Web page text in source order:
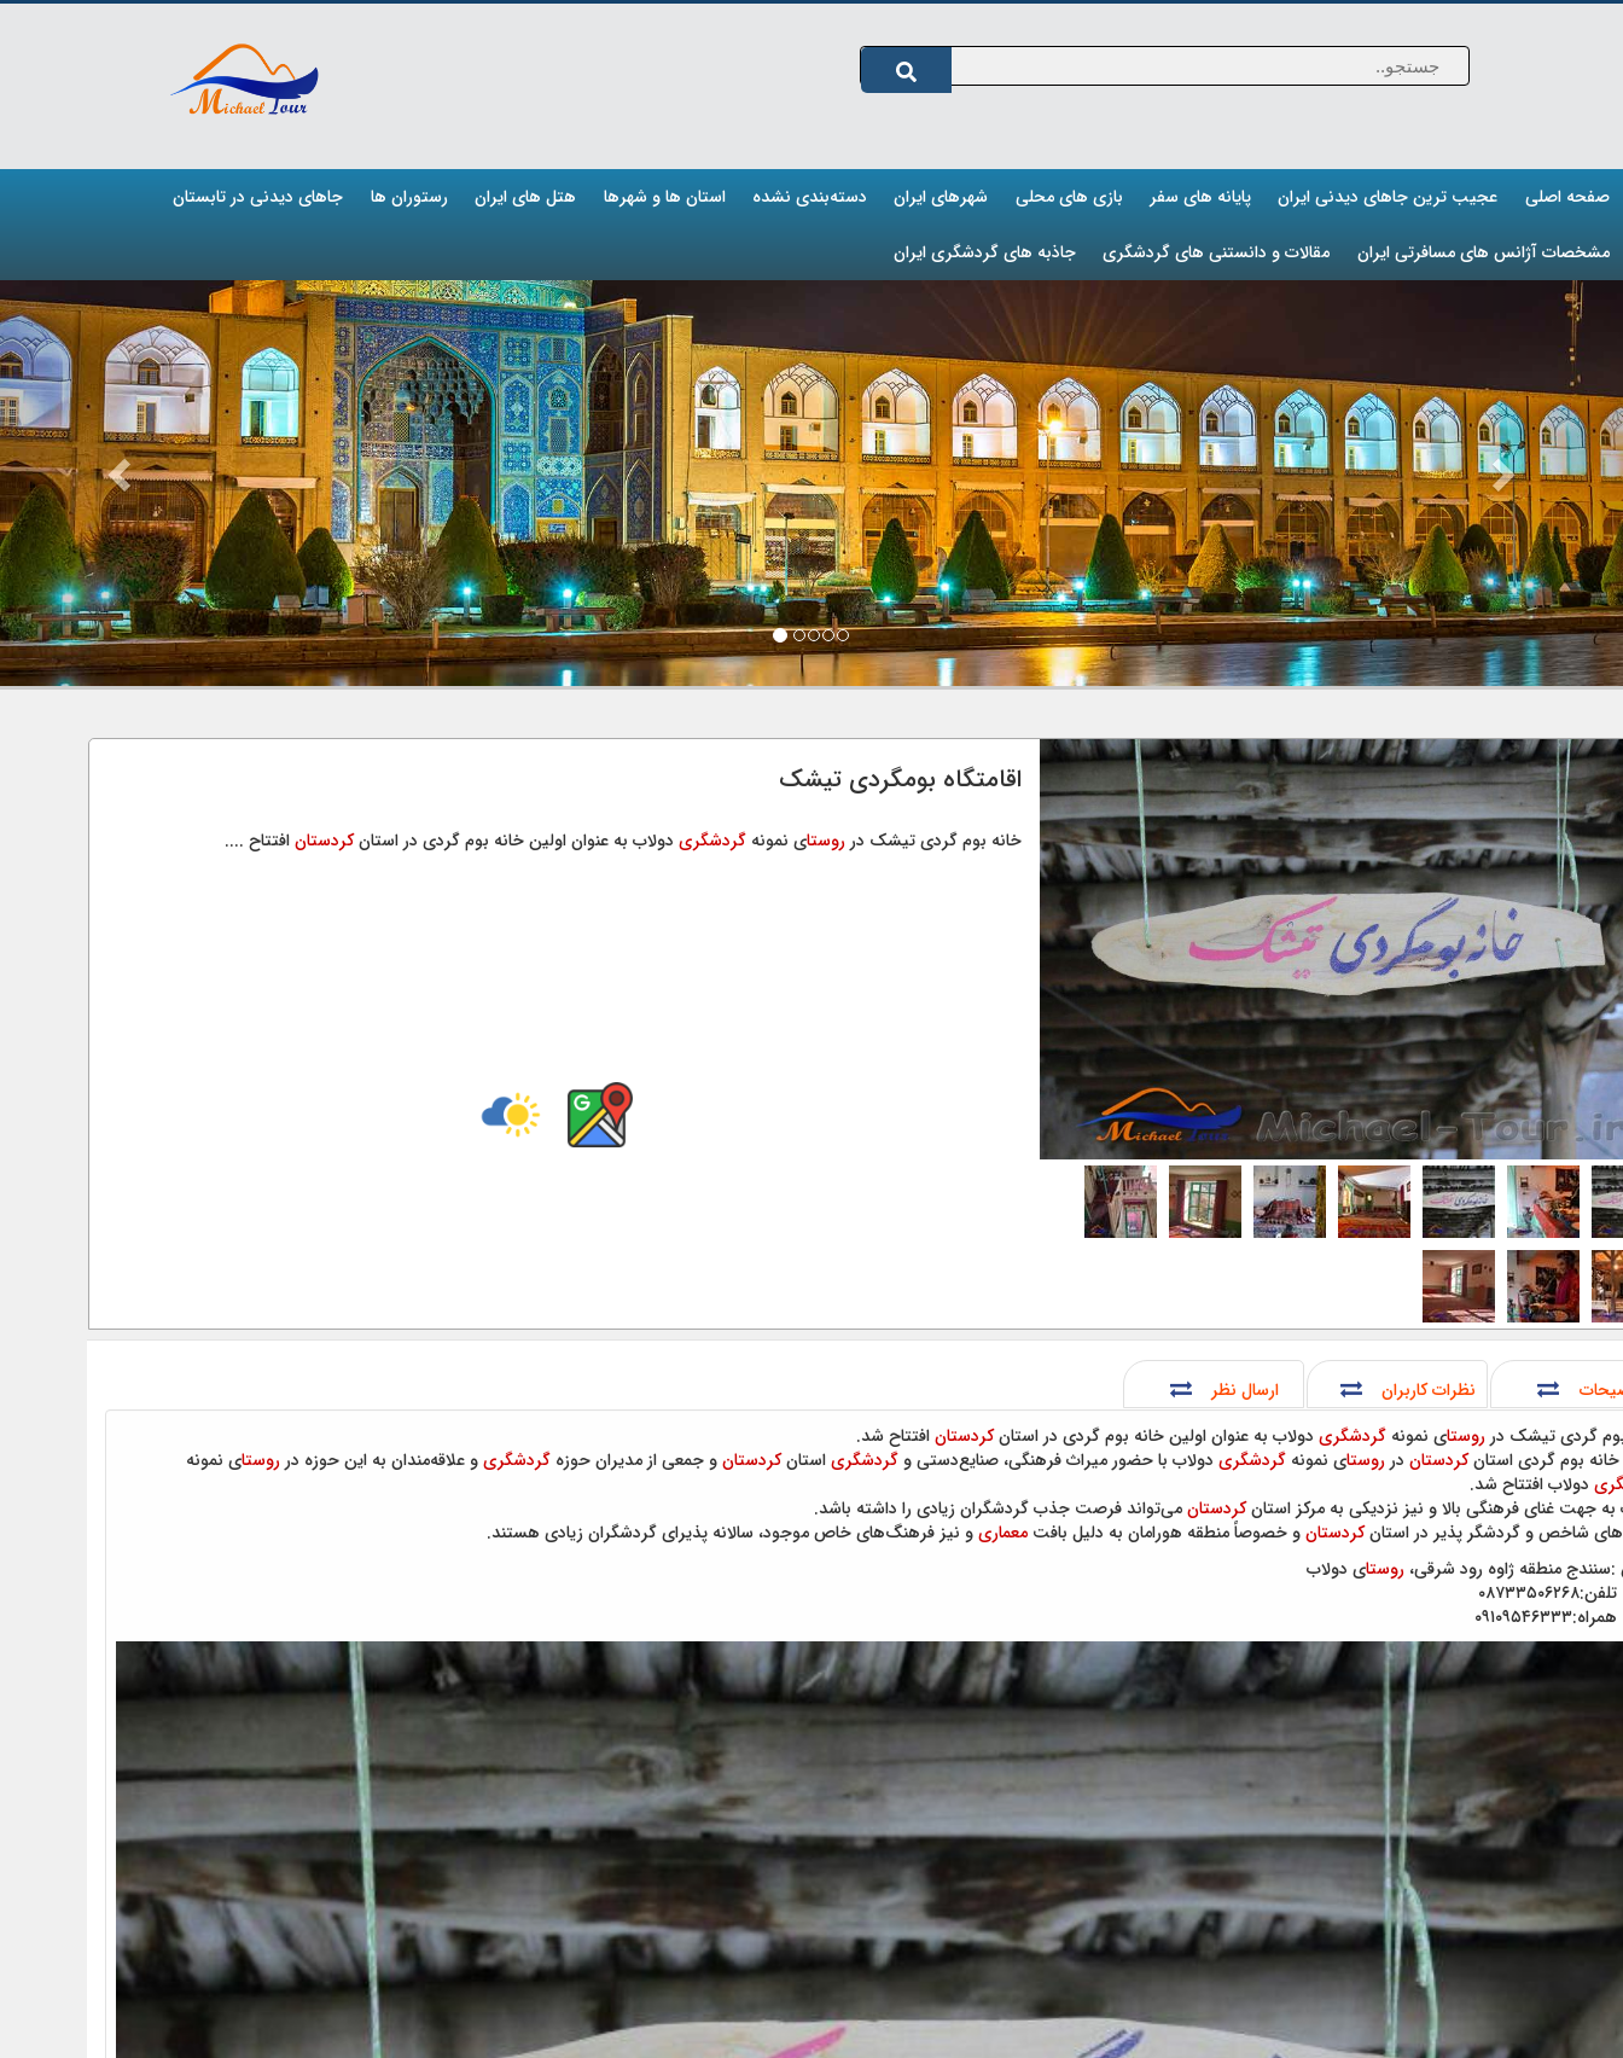
صفحه اصلی عجیب ترین جاهای دیدنی ایران پایانه های سفر بازی های محلی شهرهای ایران دسته‌بندی نشده استان ها و شهرها هتل های ایران رستوران ها جاهای دیدنی در تابستان
مشخصات آژانس های مسافرتی ایران مقالات و دانستنی های گردشگری جاذبه های گردشگری ایران
اقامتگاه بومگردی تیشک
خانه بوم گردی تیشک در روستای نمونه گردشگریدولاب به عنوان اولین خانه بوم گردی در استانکردستانافتتاح ....
نظرات کاربران
ارسال نظر
گردی تیشک در روستای نمونه گردشگری دولاب به عنوان اولین خانه بوم گردی در استانکردستانافتتاح شد.
خانه بوم گردی استانکردستان در روستای نمونه گردشگری دولاب با حضور میراث فرهنگی، صنایع‌دستی و گردشگریاستانکردستانو جمعی از مدیران حوزه گردشگریو علاقه‌مندان به این حوزه در روستای نمونه
دولاب افتتاح شد.
به جهت غنای فرهنگی بالا و نیز نزدیکی به مرکز استانکردستانمی‌تواند فرصت جذب گردشگران زیادی را داشته باشد.
های شاخص و گردشگر پذیر در استانکردستانو خصوصاً منطقه هورامان به دلیل بافت معماریو نیز فرهنگ‌های خاص موجود، سالانه پذیرای گردشگران زیادی هستند.
منطقه ژاوه رود شرقی، روستای دولاب